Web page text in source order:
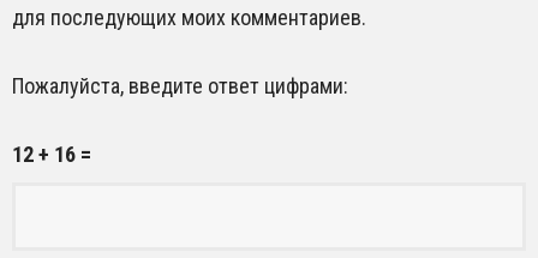
для последующих моих комментариев.
Пожалуйста, введите ответ цифрами:
12 + 16 =